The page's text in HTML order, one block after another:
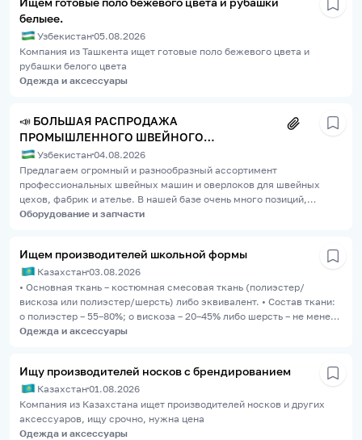
белыее.
Узбекистан05.08.2026
Компания из Ташкента ищет готовые поло бежевого цвета и
рубашки белого цвета
Одежда и аксессуары
📣 БОЛЬШАЯ РАСПРОДАЖА
ПРОМЫШЛЕННОГО ШВЕЙНОГО
ОБОРУДОВАНИЯ
Узбекистан04.08.2026
Предлагаем огромный и разнообразный ассортимент
профессиональных швейных машин и оверлоков для швейных
цехов, фабрик и ателье. В нашей базе очень много позиций,
поэтому каждый сможет подобрать технику под свои задачи.
условия по цене на новое оборудование! 📱 Связаться с нами
(звонки/мессенджеры): +998935501107
Оборудование и запчасти
Ищем производителей школьной формы
Казахстан03.08.2026
• Основная ткань – костюмная смесовая ткань (полиэстер/
вискоза или полиэстер/шерсть) либо эквивалент. • Состав ткани:
o полиэстер – 55–80%; o вискоза – 20–45% либо шерсть – не менее
20%. • Плотность ткани – не менее 180 г/м². • Ткань должна
Подкладочная ткань – гипоаллергенная, воздухопроницаемая. •
Все материалы должны быть новыми, безопасными и иметь
документы, подтверждающие качество
Одежда и аксессуары
Ищу производителей носков с брендированием
Казахстан01.08.2026
Компания из Казахстана ищет производителей носков и других
аксессуаров, ищу срочно, нужна цена
Одежда и аксессуары